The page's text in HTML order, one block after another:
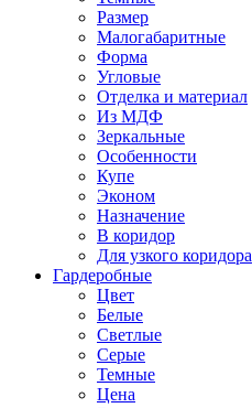
Размер
Малогабаритные
Форма
Угловые
Отделка и материал
Из МДФ
Зеркальные
Особенности
Купе
Эконом
Назначение
В коридор
Для узкого коридора
Гардеробные
Цвет
Белые
Светлые
Серые
Темные
Цена